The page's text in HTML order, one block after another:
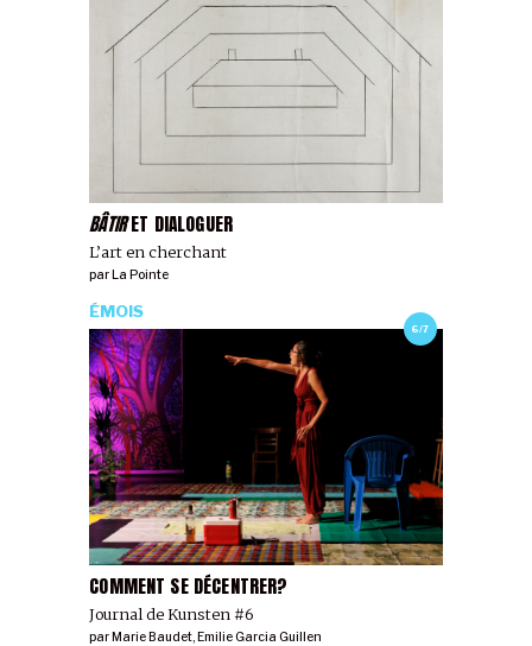
BÂTIRET DIALOGUER
L’art en cherchant
par La Pointe
6/7
COMMENT SE DÉCENTRER?
Journal de Kunsten #6
ÉMOIS
parMarie Baudet,Emilie Garcia Guillen